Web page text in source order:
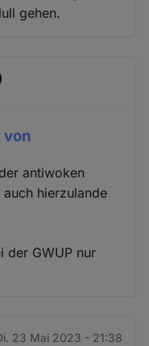
gehen.
von
antiwoken
hierzulande
der GWUP nur
23 Mai 2023 - 21:38